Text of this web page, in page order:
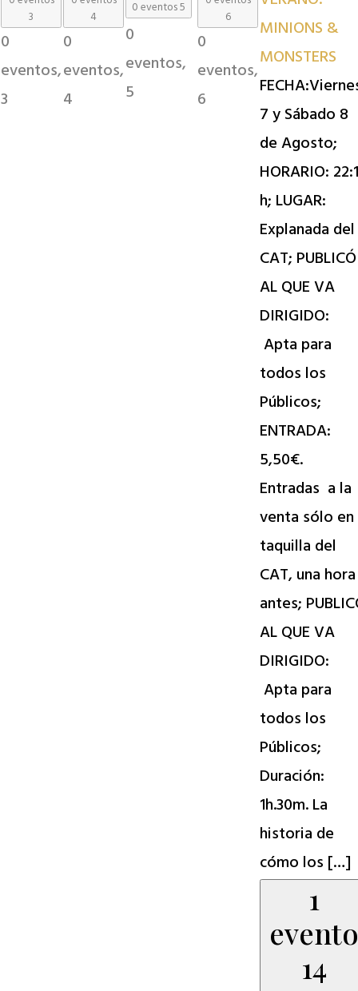
3
0
eventos,
3
4
0
eventos,
4
0 eventos5
0
eventos,
5
6
0
eventos,
6
MINIONS &
MONSTERS
7 y Sábado 8
de Agosto;
HORARIO:
h; LUGAR:
Explanada del
CAT; PUBLICÓ
AL QUE VA
DIRIGIDO:
Apta para
todos los
Públicos;
ENTRADA:
5,50€.
Entradas a la
venta sólo en
taquilla del
CAT, una hora
antes;
AL QUE VA
DIRIGIDO:
Apta para
todos los
Públicos;
Duración:
1h.30m. La
historia de
cómo los […]
1
evento
14